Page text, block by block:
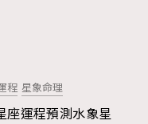
程 星象命理
座運程預測水象星